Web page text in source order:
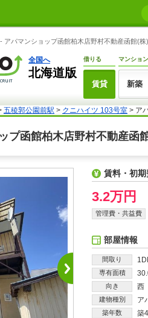
アパマンショップ函館柏木店野村不動産函館(
全国へ
北海道版
借りる
賃貸
マンショ
新築
五稜郭公園前駅 > クニハイツ 103号室 > ア
プ函館柏木店野村不動産函
賃料・初期
3.2万円
管理費・共益費
部屋情報
間取り
専有面積
向き 西
建物種別 ア
築年数 築